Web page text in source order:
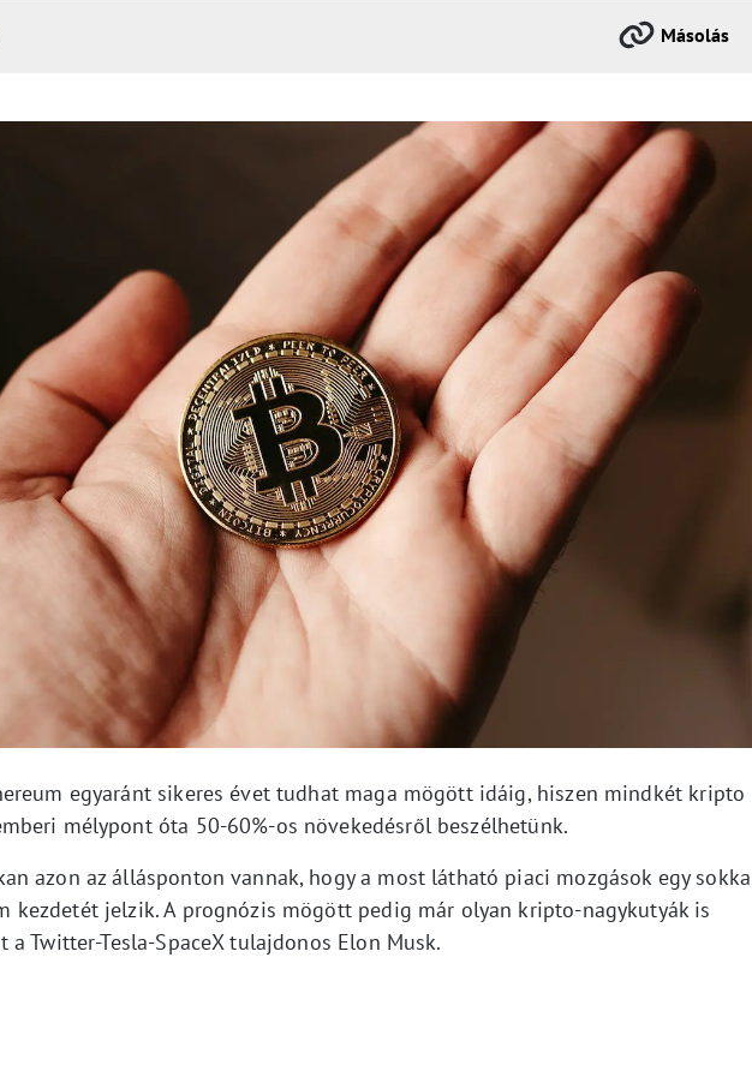
Másolás
egyaránt sikeres évet tudhat maga mögött idáig, hiszen mindkét kripto
mélypont óta 50-60%-os növekedésről beszélhetünk.
azon az állásponton vannak, hogy a most látható piaci mozgások egy
kezdetét jelzik. A prognózis mögött pedig már olyan kripto-nagykutyák is
Twitter-Tesla-SpaceX tulajdonos Elon Musk.